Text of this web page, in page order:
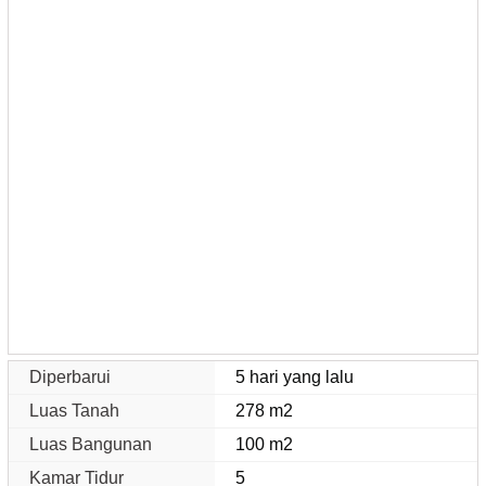
Diperbarui
5 hari yang lalu
Luas Tanah
278 m2
Luas Bangunan
100 m2
Kamar Tidur
5